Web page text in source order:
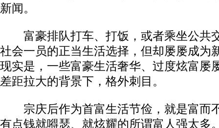
新闻。
富豪排队打车、打饭，或者乘坐公共
社会一员的正当生活选择，但却屡屡成为
现实是，一些富豪生活奢华、过度炫富屡
差距拉大的背景下，格外刺目。
宗庆后作为首富生活节俭，就是富而
有点钱就嘚瑟、就炫耀的所谓富人强太多